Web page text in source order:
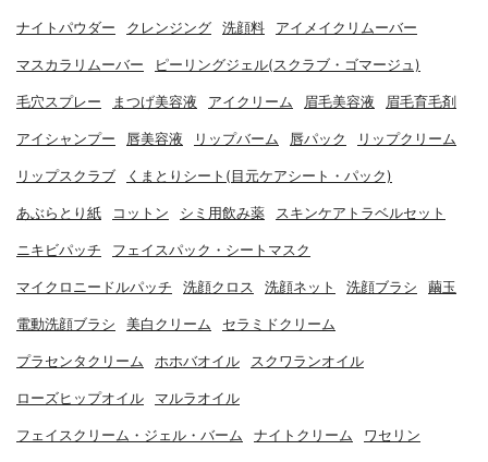
ナイトパウダー クレンジング 洗顔料 アイメイクリムーバー
マスカラリムーバー ピーリングジェル(スクラブ・ゴマージュ)
毛穴スプレー まつげ美容液 アイクリーム 眉毛美容液 眉毛育毛剤
アイシャンプー 唇美容液 リップバーム 唇パック リップクリーム
リップスクラブ くまとりシート(目元ケアシート・パック)
あぶらとり紙 コットン シミ用飲み薬 スキンケアトラベルセット
ニキビパッチ フェイスパック・シートマスク
マイクロニードルパッチ 洗顔クロス 洗顔ネット 洗顔ブラシ 繭玉
電動洗顔ブラシ 美白クリーム セラミドクリーム
プラセンタクリーム ホホバオイル スクワランオイル
ローズヒップオイル マルラオイル
フェイスクリーム・ジェル・バーム ナイトクリーム ワセリン